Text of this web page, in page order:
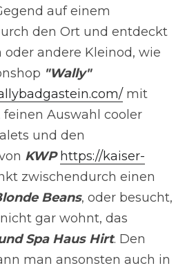
auf einem
den Ort und entdeckt
oder andere Kleinod, wie
"Wally"
mit
feinen Auswahl cooler
und den
KWP https://kaiser-
zwischendurch einen
Beans, oder besucht,
gar wohnt, das
Spa Haus Hirt. Den
man ansonsten auch in